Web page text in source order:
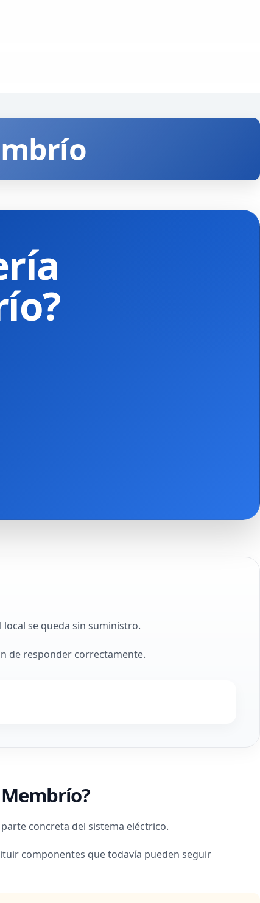
se queda sin suministro.
de responder correctamente.
concreta del sistema eléctrico.
componentes que todavía pueden seguir